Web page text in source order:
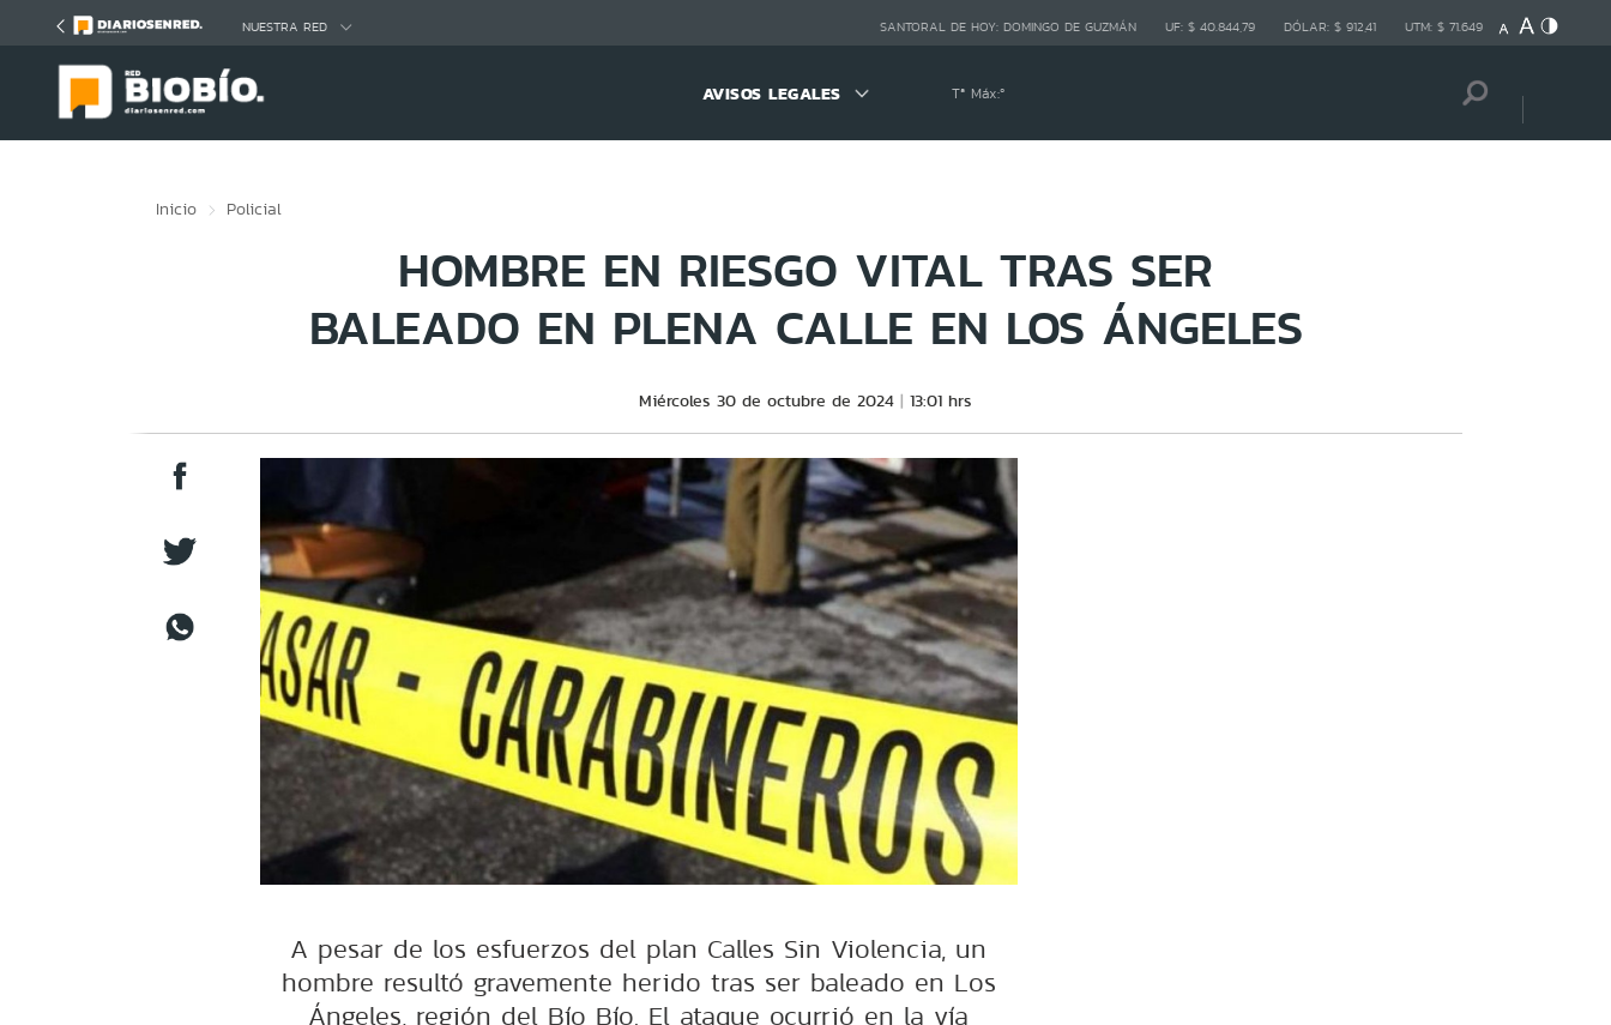
NUESTRA RED SANTORAL DE HOY: DOMINGO DE GUZMÁN UF: $ 40.844,79 DÓLAR: $ 912,41 UTM: $ 71.649
AVISOS LEGALES Tª Máx:º
Inicio Policial
HOMBRE EN RIESGO VITAL TRAS SER
BALEADO EN PLENA CALLE EN LOS ÁNGELES
Miércoles 30 de octubre de 2024 13:01 hrs
A pesar de los esfuerzos del plan Calles Sin Violencia, un
hombre resultó gravemente herido tras ser baleado en Los
Ángeles, región del Bío Bío. El ataque ocurrió en la vía